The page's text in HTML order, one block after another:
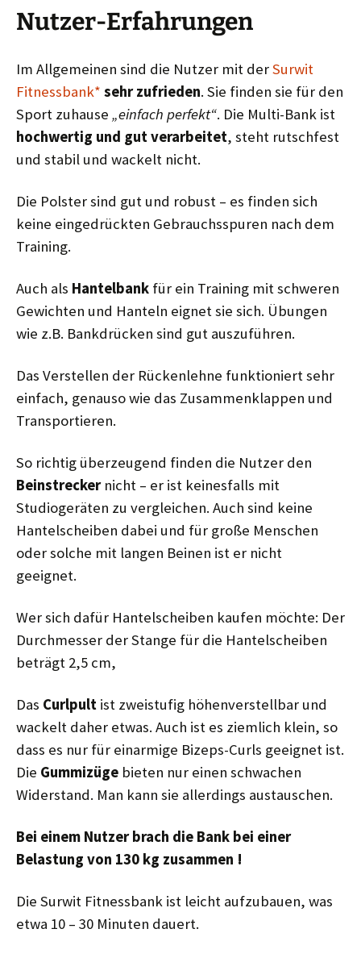
Nutzer-Erfahrungen
Im Allgemeinen sind die Nutzer mit derSurwit
Fitnessbank* sehr zufrieden. Sie finden sie für den
Sport zuhause „einfach perfekt“. Die Multi-Bank ist
hochwertig und gut verarbeitet, steht rutschfest
und stabil und wackelt nicht.
Die Polster sind gut und robust – es finden sich
keine eingedrückten Gebrauchsspuren nach dem
Training.
Auch als Hantelbank für ein Training mit schweren
Gewichten und Hanteln eignet sie sich. Übungen
wie z.B. Bankdrücken sind gut auszuführen.
Das Verstellen der Rückenlehne funktioniert sehr
einfach, genauso wie das Zusammenklappen und
Transportieren.
So richtig überzeugend finden die Nutzer den
Beinstreckernicht – er ist keinesfalls mit
Studiogeräten zu vergleichen. Auch sind keine
Hantelscheiben dabei und für große Menschen
oder solche mit langen Beinen ist er nicht
geeignet.
Wer sich dafür Hantelscheiben kaufen möchte: Der
Durchmesser der Stange für die Hantelscheiben
beträgt 2,5 cm,
Das Curlpult ist zweistufig höhenverstellbar und
wackelt daher etwas. Auch ist es ziemlich klein, so
dass es nur für einarmige Bizeps-Curls geeignet ist.
Die Gummizüge bieten nur einen schwachen
Widerstand. Man kann sie allerdings austauschen.
Bei einem Nutzer brach die Bank bei einer
Belastung von 130 kg zusammen !
Die Surwit Fitnessbank ist leicht aufzubauen, was
etwa 10 – 30 Minuten dauert.